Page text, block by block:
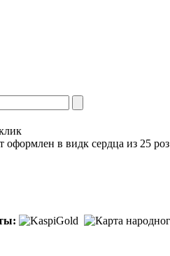
оформлен в видк сердца из 25 роз